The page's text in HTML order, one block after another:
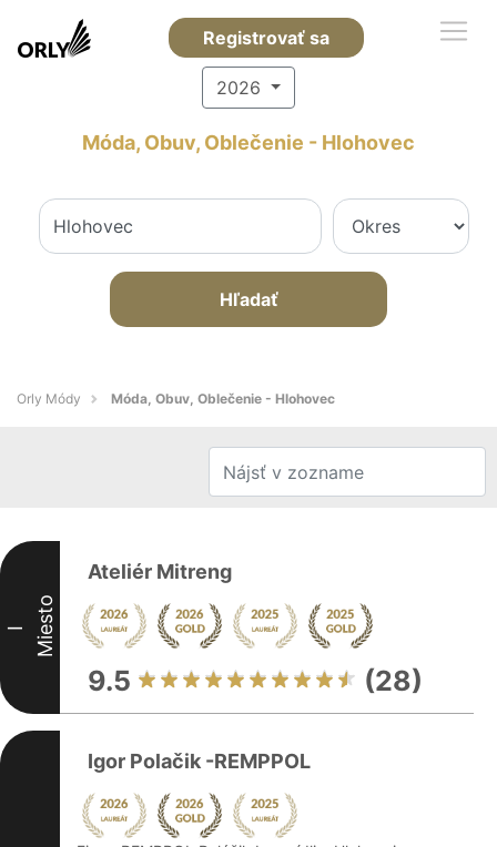
Registrovať sa
2026
Móda, Obuv, Oblečenie - Hlohovec
Hľadať
Orly Módy Móda, Obuv, Oblečenie - Hlohovec
I Miesto
Ateliér Mitreng
9.5 (28)
Igor Polačik -REMPPOL